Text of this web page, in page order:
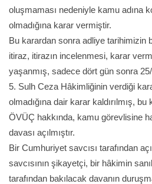
oluşmaması nedeniyle kamu adına
olmadığına karar vermiştir.
Bu karardan sonra adliye tarihimizin
itiraz, itirazın incelenmesi, karar
yaşanmış, sadece dört gün sonra
5. Sulh Ceza Hâkimliğinin verdiği
olmadığına dair karar kaldırılmış,
ÖVÜÇ hakkında, kamu görevlisine
davası açılmıştır.
Bir Cumhuriyet savcısı tarafından
savcısının şikayetçi, bir hâkimin
tarafından bakılacak davanın